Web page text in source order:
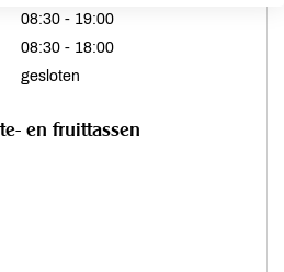
08:30 - 19:00
08:30 - 18:00
gesloten
en fruittassen